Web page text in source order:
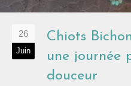
26
Juin
Chiots
une journée
douceur